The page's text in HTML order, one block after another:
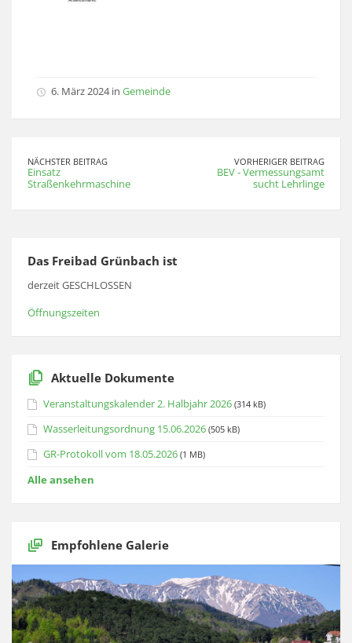
6. März 2024 in Gemeinde
NÄCHSTER BEITRAG
Einsatz
Straßenkehrmaschine
VORHERIGER BEITRAG
BEV - Vermessungsamt
sucht Lehrlinge
Das Freibad Grünbach ist
derzeit GESCHLOSSEN
Öffnungszeiten
Aktuelle Dokumente
Veranstaltungskalender 2. Halbjahr 2026 (314 kB)
Wasserleitungsordnung 15.06.2026 (505 kB)
GR-Protokoll vom 18.05.2026 (1 MB)
Alle ansehen
Empfohlene Galerie